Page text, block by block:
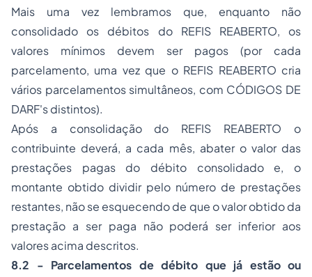
Mais uma vez lembramos que, enquanto não
consolidado os débitos do REFIS REABERTO, os
valores mínimos devem ser pagos (por cada
parcelamento, uma vez que o REFIS REABERTO cria
vários parcelamentos simultâneos, com CÓDIGOS DE
DARF's distintos).
Após a consolidação do REFIS REABERTO o
contribuinte deverá, a cada mês, abater o valor das
prestações pagas do débito consolidado e, o
montante obtido dividir pelo número de prestações
restantes, não se esquecendo de que o valor obtido da
prestação a ser paga não poderá ser inferior aos
valores acima descritos.
8.2 - Parcelamentos de débito que já estão ou